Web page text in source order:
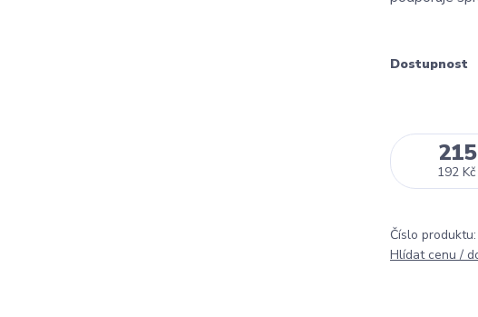
Dostupnost
192 Kč
Číslo produktu:
Hlídat cenu /